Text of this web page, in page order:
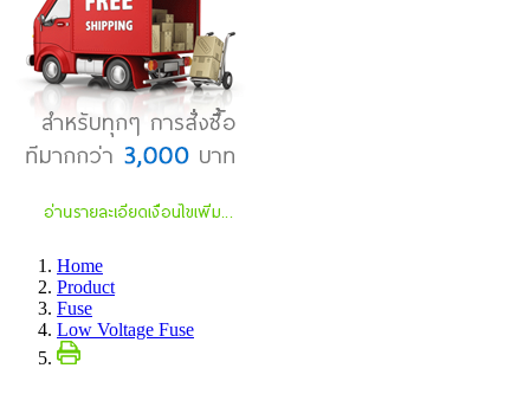
Home
Product
Fuse
Low Voltage Fuse